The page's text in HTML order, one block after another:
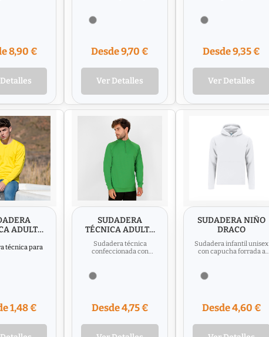
8,90 € Desde 9,70 €
Ver Detalles
Desde 9,35 €
Ver Detalles
ADULTO
técnica para
poliéster
1,48 €
SUDADERA
TÉCNICA ADULTO
BREWER
Sudadera técnica
confeccionada con
calidez y suavidad. Con...
Desde 4,75 €
SUDADERA NIÑO
DRACO
Sudadera infantil unisex
con capucha forrada a
Desde 4,60 €